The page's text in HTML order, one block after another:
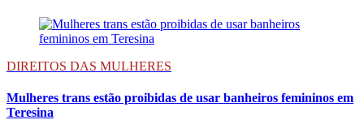
DIREITOS DAS MULHERES
Mulheres trans estão proibidas de usar banheiros femininos em
Teresina